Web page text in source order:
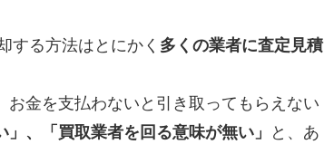
する方法はとにかく 多くの業者に査定見積
お金を支払わないと引き取ってもらえない
」、「買取業者を回る意味が無い」
と、あ